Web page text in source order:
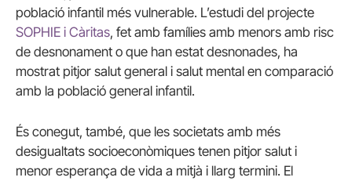
població infantil més vulnerable. L’estudi del projecte
SOPHIE i Càritas, fet amb famílies amb menors amb risc
de desnonament o que han estat desnonades, ha
mostrat pitjor salut general i salut mental en comparació
amb la població general infantil.
És conegut, també, que les societats amb més
desigualtats socioeconòmiques tenen pitjor salut i
menor esperança de vida a mitjà i llarg termini. El